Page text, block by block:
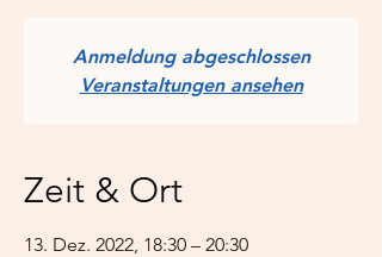
Anmeldung abgeschlossen
Veranstaltungen ansehen
Zeit & Ort
13. Dez. 2022, 18:30 – 20:30